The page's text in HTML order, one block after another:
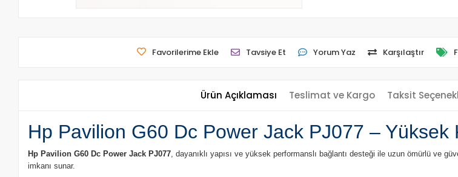
Favorilerime Ekle Tavsiye Et Yorum Yaz Karşılaştır
Ürün Açıklaması Teslimat ve Kargo Taksit
Hp Pavilion G60 Dc Power Jack PJ077 – Yüksek
Hp Pavilion G60 Dc Power Jack PJ077, dayanıklı yapısı ve yüksek performanslı bağlantı desteği ile uzun ömürlü ve
imkanı sunar.